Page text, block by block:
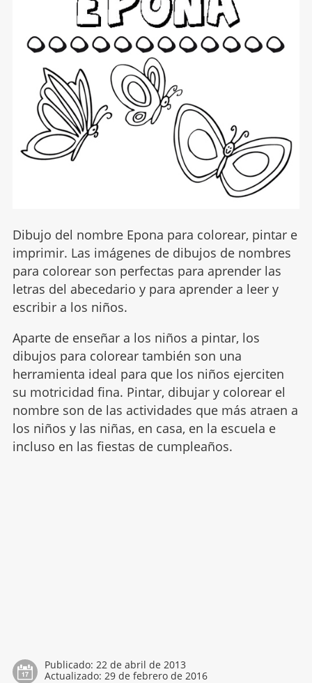
Dibujo del nombre Epona para colorear, pintar e
imprimir. Las imágenes de dibujos de nombres
para colorear son perfectas para aprender las
letras del abecedario y para aprender a leer y
escribir a los niños.
Aparte de enseñar a los niños a pintar, los
dibujos para colorear también son una
herramienta ideal para que los niños ejerciten
su motricidad fina. Pintar, dibujar y colorear el
nombre son de las actividades que más atraen a
los niños y las niñas, en casa, en la escuela e
incluso en las fiestas de cumpleaños.
Publicado: 22 de abril de 2013
Actualizado: 29 de febrero de 2016